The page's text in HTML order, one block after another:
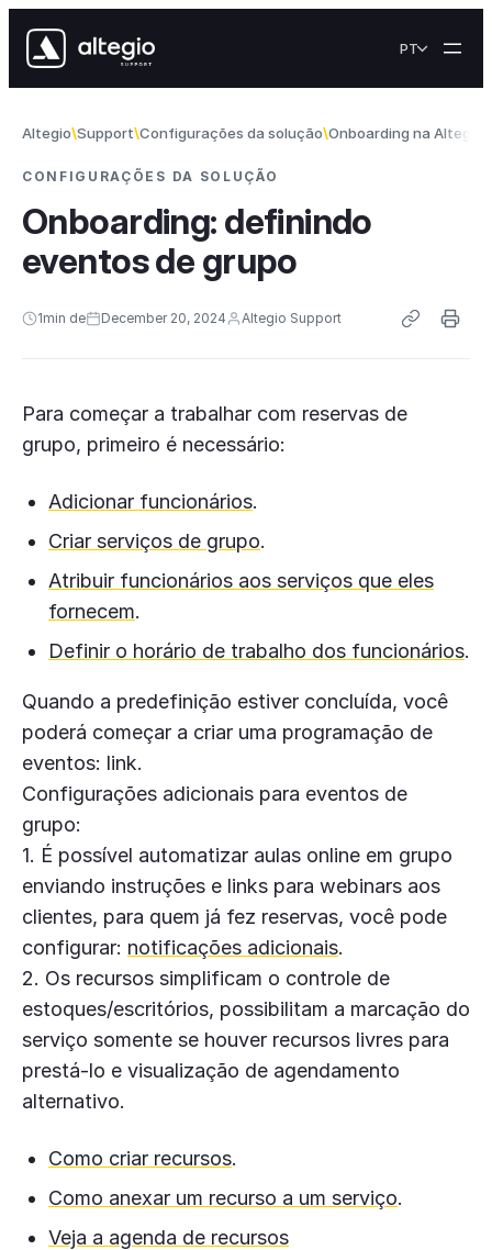
PT
Altegio Support Configurações da solução Onboarding na Altegio
CONFIGURAÇÕES DA SOLUÇÃO
Onboarding: definindo
eventos de grupo
1min de December 20, 2024 Altegio Support
Para começar a trabalhar com reservas de
grupo, primeiro é necessário:
Adicionar funcionários.
Criar serviços de grupo.
Atribuir funcionários aos serviços que eles
fornecem.
Definir o horário de trabalho dos funcionários.
Quando a predefinição estiver concluída, você
poderá começar a criar uma programação de
eventos: link.
Configurações adicionais para eventos de
grupo:
1. É possível automatizar aulas online em grupo
enviando instruções e links para webinars aos
clientes, para quem já fez reservas, você pode
configurar: notificações adicionais.
2. Os recursos simplificam o controle de
estoques/escritórios, possibilitam a marcação do
serviço somente se houver recursos livres para
prestá-lo e visualização de agendamento
alternativo.
Como criar recursos.
Como anexar um recurso a um serviço.
Veja a agenda de recursos